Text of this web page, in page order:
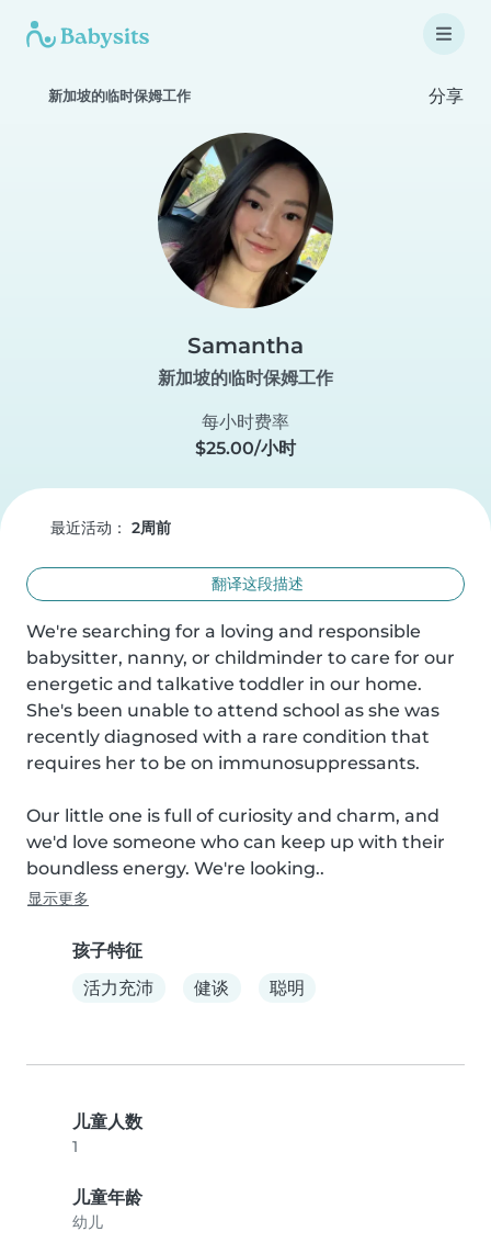
新加坡的临时保姆工作 分享
Samantha
新加坡的临时保姆工作
每小时费率
$25.00/小时
最近活动： 2周前
翻译这段描述
We're searching for a loving and responsible
babysitter, nanny, or childminder to care for our
energetic and talkative toddler in our home.
She's been unable to attend school as she was
recently diagnosed with a rare condition that
requires her to be on immunosuppressants.
Our little one is full of curiosity and charm, and
we'd love someone who can keep up with their
boundless energy. We're looking..
显示更多
孩子特征
活力充沛
健谈 聪明
儿童人数
1
儿童年龄
幼儿